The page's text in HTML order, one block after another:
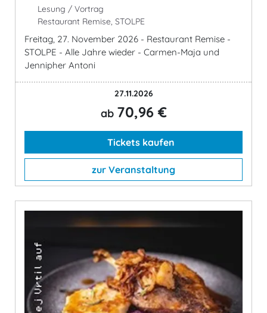
Lesung / Vortrag
Restaurant Remise, STOLPE
Freitag, 27. November 2026 - Restaurant Remise -
STOLPE - Alle Jahre wieder - Carmen-Maja und
Jennipher Antoni
27.11.2026
ab 70,96 €
Tickets kaufen
zur Veranstaltung